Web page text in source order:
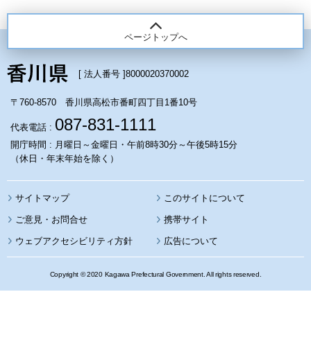
ページトップへ
[ 法人番号 ]8000020370002
〒760-8570 香川県高松市番町四丁目1番10号
代表電話 : 087-831-1111
開庁時間 : 月曜日～金曜日・午前8時30分～午後5時15分
（休日・年末年始を除く）
サイトマップ このサイトについて
携帯サイト
ウェブアクセシビリティ方針 広告について
Copyright © 2020 Kagawa Prefectural Government. All rights reserved.